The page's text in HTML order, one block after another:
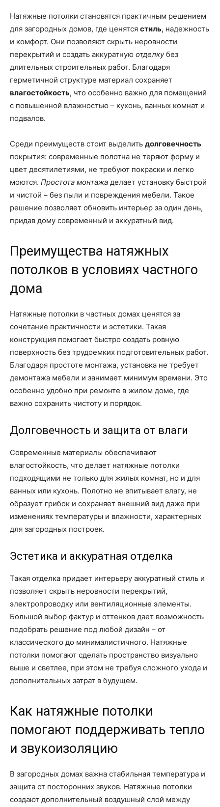
Натяжные потолки становятся практичным решением
для загородных домов, где ценятся стиль, надежность
и комфорт. Они позволяют скрыть неровности
перекрытий и создать аккуратную отделкубез
длительных строительных работ. Благодаря
герметичной структуре материал сохраняет
влагостойкость, что особенно важно для помещений
с повышенной влажностью – кухонь, ванных комнат и
подвалов.
Среди преимуществ стоит выделить долговечность
покрытия: современные полотна не теряют форму и
цвет десятилетиями, не требуют покраски и легко
моются. Простота монтажа делает установку быстрой
и чистой – без пыли и повреждения мебели. Такое
решение позволяет обновить интерьер за один день,
придав дому современный и аккуратный вид.
Преимущества натяжных
потолков в условиях частного
дома
Натяжные потолки в частных домах ценятся за
сочетание практичности и эстетики. Такая
конструкция помогает быстро создать ровную
поверхность без трудоемких подготовительных работ.
Благодаря простоте монтажа, установка не требует
демонтажа мебели и занимает минимум времени. Это
особенно удобно при ремонте в жилом доме, где
важно сохранить чистоту и порядок.
Долговечность и защита от влаги
Современные материалы обеспечивают
влагостойкость, что делает натяжные потолки
подходящими не только для жилых комнат, но и для
ванных или кухонь. Полотно не впитывает влагу, не
образует грибок и сохраняет внешний вид даже при
изменениях температуры и влажности, характерных
для загородных построек.
Эстетика и аккуратная отделка
Такая отделка придает интерьеру аккуратный стиль и
позволяет скрыть неровности перекрытий,
электропроводку или вентиляционные элементы.
Большой выбор фактур и оттенков дает возможность
подобрать решение под любой дизайн – от
классического до минималистичного. Натяжные
потолки помогают сделать пространство визуально
выше и светлее, при этом не требуя сложного ухода и
дополнительных затрат в будущем.
Как натяжные потолки
помогают поддерживать тепло
и звукоизоляцию
В загородных домах важна стабильная температура и
защита от посторонних звуков. Натяжные потолки
создают дополнительный воздушный слой между